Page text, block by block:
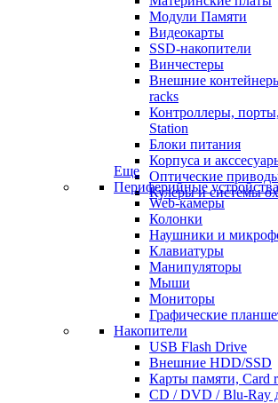
Модули Памяти
Видеокарты
SSD-накопители
Винчестеры
Внешние
racks
Контроллеры,
Station
Блоки питания
Корпуса и
Оптические
Кулеры и системы
Еще
Периферийные устройства
Web-камеры
Колонки
Наушники и
Клавиатуры
Манипуляторы
Мыши
Мониторы
Графические
Накопители
USB Flash Drive
Внешние HDD/SSD
Карты памяти, Card
CD / DVD / Blu-Ray